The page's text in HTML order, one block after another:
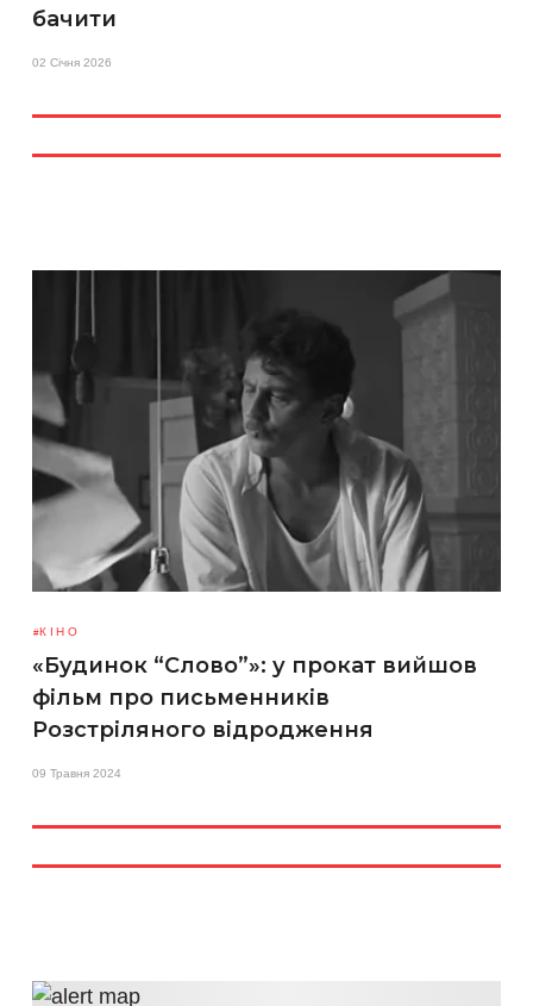
бачити
02 Січня 2026
КІНО
«Будинок “Слово”»: у прокат вийшов
фільм про письменників
Розстріляного відродження
09 Травня 2024